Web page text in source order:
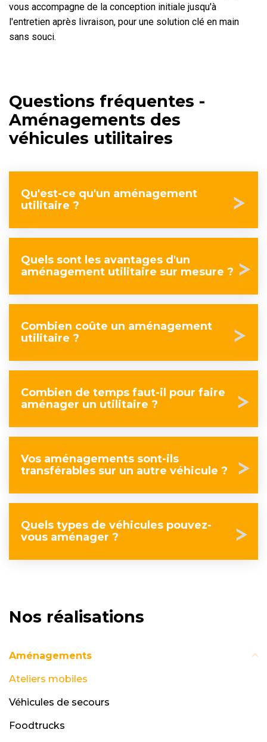
vous accompagne de la conception initiale jusqu'à
l'entretien après livraison, pour une solution clé en main
sans souci.
Questions fréquentes -
Aménagements des
véhicules utilitaires
Qu'est-ce qu'un aménagement
utilitaire ?
Quels sont les avantages d'un
aménagement utilitaire sur mesure ?
Combien coûte un aménagement
utilitaire ?
Combien de temps faut-il pour faire
aménager un utilitaire ?
Vos aménagements sont-ils
transférables sur un autre véhicule ?
Quels types de véhicules pouvez-
vous aménager ?
Nos réalisations
Aménagements
Ateliers mobiles
Véhicules de secours
Foodtrucks